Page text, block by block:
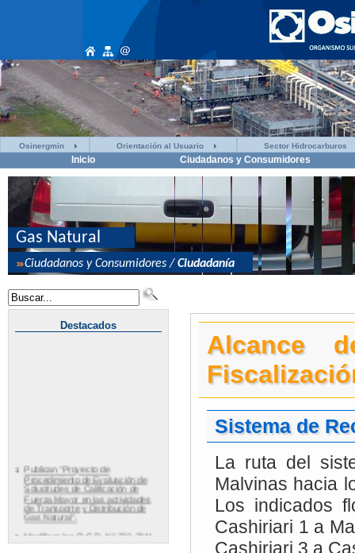
Osinergmin Orientación al Usuario Sector Hidrocarburos
Inicio Ciudadanos y Consumidores